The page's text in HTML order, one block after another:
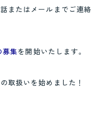
またはメールまでご連絡
募集を開始いたします。
取扱いを始めました！